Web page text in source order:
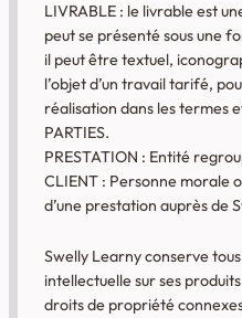
LIVRABLE : le livrable est
peut se présenté sous une
il peut être textuel,
l’objet d’un travail tarifé,
réalisation dans les termes
PARTIES.
PRESTATION : Entité
CLIENT : Personne morale
d’une prestation auprès de
Swelly Learny conserve
intellectuelle sur ses
droits de propriété